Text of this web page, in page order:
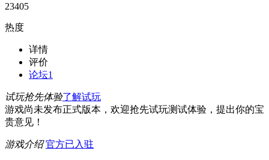
23405
热度
详情
评价
论坛1
试玩抢先体验了解试玩
游戏尚未发布正式版本，欢迎抢先试玩测试体验，提出你的宝
贵意见！
游戏介绍 官方已入驻